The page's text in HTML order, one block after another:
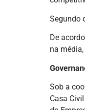
Segundo
De
na
Sob a
Casa